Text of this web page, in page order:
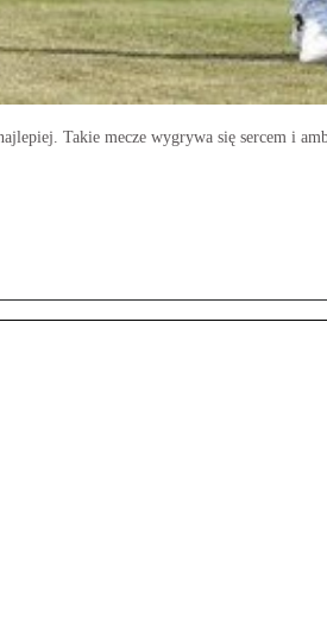
Takie mecze wygrywa się sercem i